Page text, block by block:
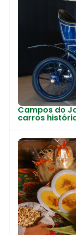
Campos do
carros